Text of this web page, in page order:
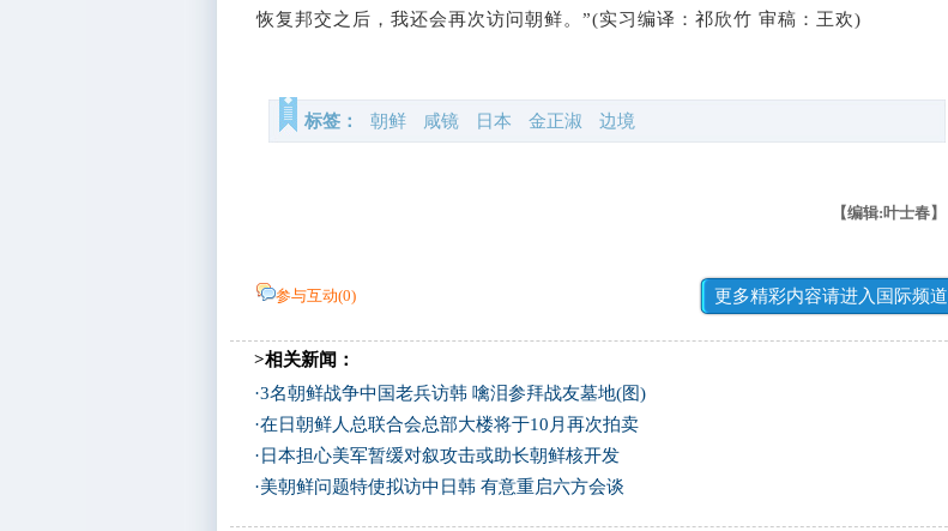
恢复邦交之后，我还会再次访问朝鲜。”(实习编译：祁欣竹 审稿：王欢)
标签： 朝鲜 咸镜 日本 金正淑 边境
【编辑:叶士春】
参与互动(0) 更多精彩内容请进入国际频道
>相关新闻：
·3名朝鲜战争中国老兵访韩 噙泪参拜战友墓地(图)
·在日朝鲜人总联合会总部大楼将于10月再次拍卖
· 日本担心美军暂缓对叙攻击或助长朝鲜核开发
·美朝鲜问题特使拟访中日韩 有意重启六方会谈